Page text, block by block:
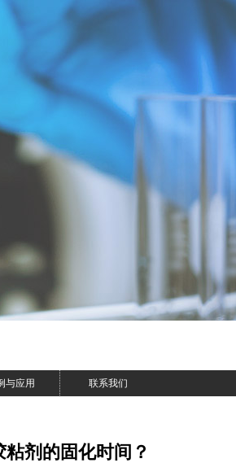
与应用 联系我们
剂的固化时间？